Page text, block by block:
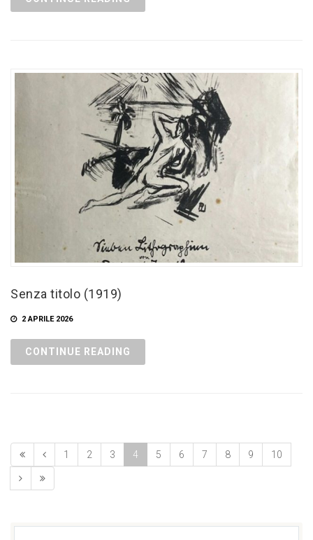
Senza titolo (1919)
2 APRILE 2026
CONTINUE READING
1 2 3 4 5 6 7 8 9 10